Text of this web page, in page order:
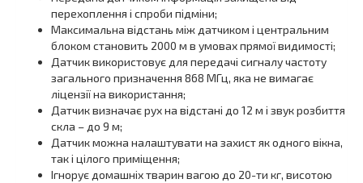
перехоплення і спроби підміни;
Максимальна відстань між датчиком і центральним
блоком становить 2000 м в умовах прямої видимості;
Датчик використовує для передачі сигналу частоту
загального призначення 868 МГц, яка не вимагає
ліцензії на використання;
Датчик визначає рух на відстані до 12 м і звук розбиття
скла – до 9 м;
Датчик можна налаштувати на захист як одного вікна,
так і цілого приміщення;
Ігнорує домашніх тварин вагою до 20-ти кг, висотою